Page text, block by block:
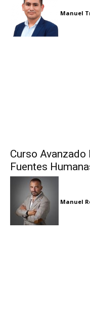
Manuel
Curso
Fuentes
Manuel